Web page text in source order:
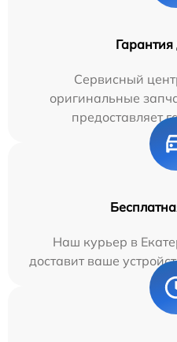
Гарантия
Сервисный
оригинальные
предоставляет
Наш курьер в
доставит ваше